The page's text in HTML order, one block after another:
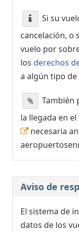
Si su
cancelación, o
vuelo por
los derechos
a algún tipo
También
la llegada en
necesaria
Aviso de
El sistema de
datos de los